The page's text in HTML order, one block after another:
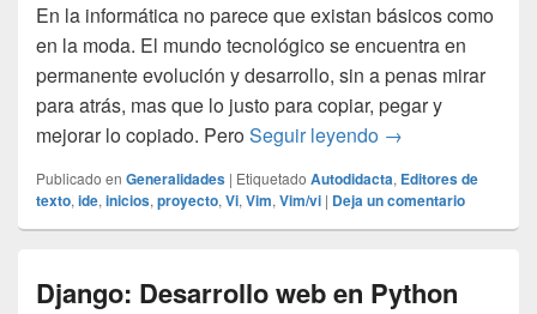
En la informática no parece que existan básicos como
en la moda. El mundo tecnológico se encuentra en
permanente evolución y desarrollo, sin a penas mirar
para atrás, mas que lo justo para copiar, pegar y
mejorar lo copiado. PeroSeguir leyendo Vim: ese viejo…
→
Publicado en Generalidades | Etiquetado Autodidacta, Editores de
texto, ide, inicios, proyecto, Vi, Vim, Vim/vi | Deja un comentario
Django: Desarrollo web en Python